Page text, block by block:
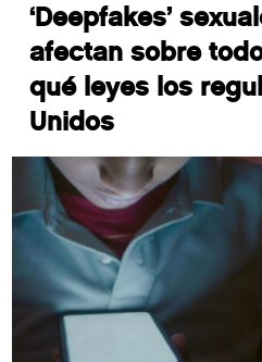
‘Deepfakes’
afectan sobre
qué leyes los
Unidos